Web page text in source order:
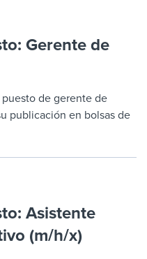
Gerente de
de gerente de
publicación en bolsas de
Asistente
(m/h/x)